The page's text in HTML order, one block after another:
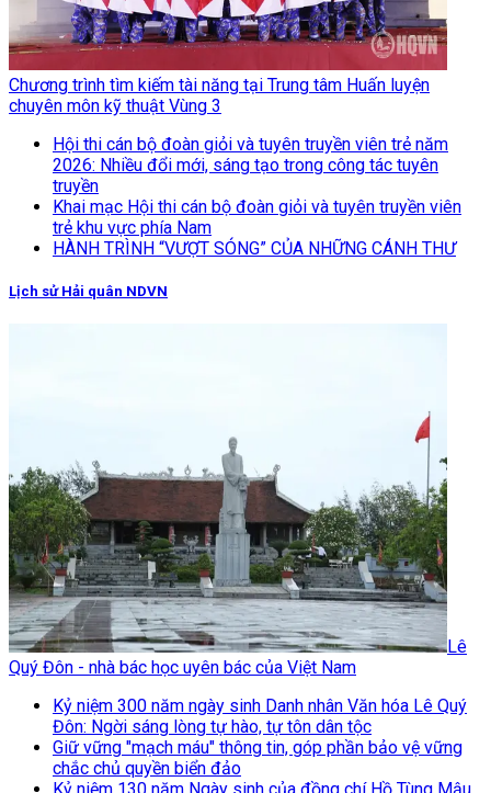
Chương trình tìm kiếm tài năng tại Trung tâm Huấn luyện
chuyên môn kỹ thuật Vùng 3
Hội thi cán bộ đoàn giỏi và tuyên truyền viên trẻ năm
2026: Nhiều đổi mới, sáng tạo trong công tác tuyên
truyền
Khai mạc Hội thi cán bộ đoàn giỏi và tuyên truyền viên
trẻ khu vực phía Nam
HÀNH TRÌNH “VƯỢT SÓNG” CỦA NHỮNG CÁNH THƯ
Lịch sử Hải quân NDVN
Lê
Quý Đôn - nhà bác học uyên bác của Việt Nam
Kỷ niệm 300 năm ngày sinh Danh nhân Văn hóa Lê Quý
Đôn: Ngời sáng lòng tự hào, tự tôn dân tộc
Giữ vững "mạch máu" thông tin, góp phần bảo vệ vững
chắc chủ quyền biển đảo